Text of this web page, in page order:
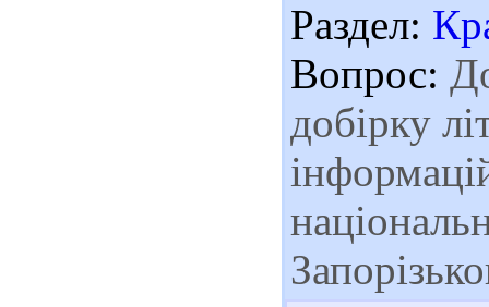
Раздел:
Вопрос:
добірку